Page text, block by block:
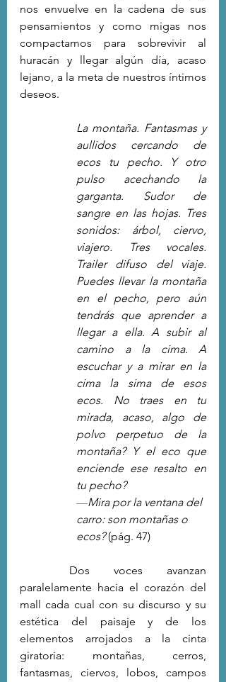
nos envuelve en la cadena de sus
pensamientos y como migas nos
compactamos para sobrevivir al
huracán y llegar algún día, acaso
lejano, a la meta de nuestros íntimos
deseos.
La montaña. Fantasmas y
aullidos cercando de
ecos tu pecho. Y otro
pulso acechando la
garganta. Sudor de
sangre en las hojas. Tres
sonidos: árbol, ciervo,
viajero. Tres vocales.
Trailer difuso del viaje.
Puedes llevar la montaña
en el pecho, pero aún
tendrás que aprender a
llegar a ella. A subir al
camino a la cima. A
escuchar y a mirar en la
cima la sima de esos
ecos. No traes en tu
mirada, acaso, algo de
polvo perpetuo de la
montaña? Y el eco que
enciende ese resalto en
tu pecho?
—Mira por la ventana del
carro: son montañas o
ecos? (pág. 47)
paralelamente hacia el corazón del
mall cada cual con su discurso y su
estética del paisaje y de los
elementos arrojados a la cinta
giratoria: montañas, cerros,
fantasmas, ciervos, lobos, campos